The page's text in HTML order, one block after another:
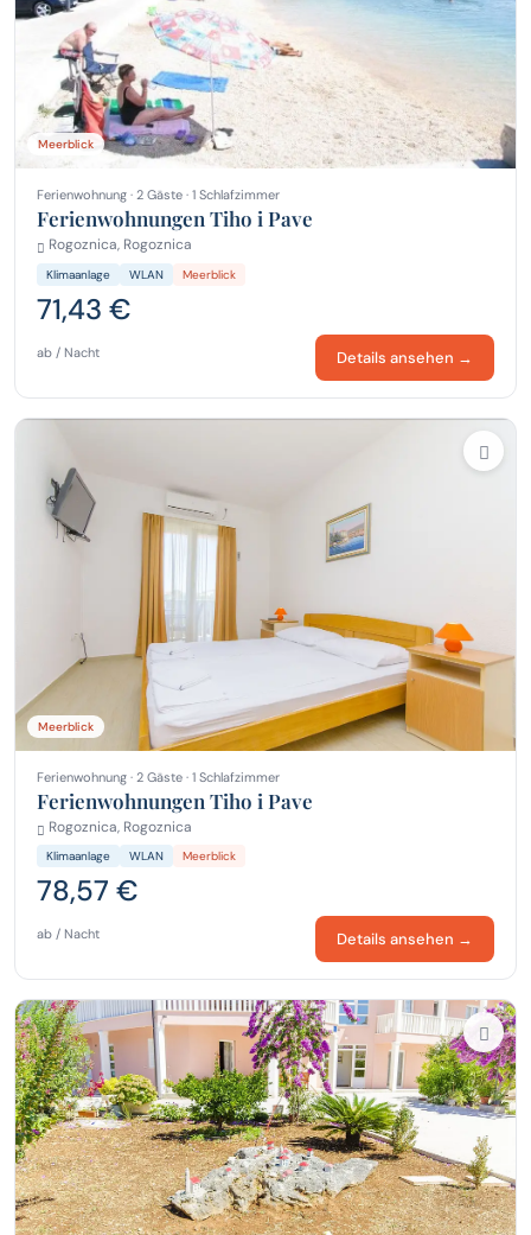
Meerblick
Ferienwohnung · 2 Gäste · 1 Schlafzimmer
Ferienwohnungen Tiho i Pave
Rogoznica, Rogoznica
Klimaanlage WLAN Meerblick
71,43 €
ab / Nacht Details ansehen →
Meerblick
Ferienwohnung · 2 Gäste · 1 Schlafzimmer
Ferienwohnungen Tiho i Pave
Rogoznica, Rogoznica
Klimaanlage WLAN Meerblick
78,57 €
ab / Nacht Details ansehen →